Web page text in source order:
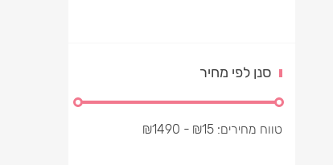
סנן לפי מחיר
טווח מחירים: ₪15
- ₪
1490